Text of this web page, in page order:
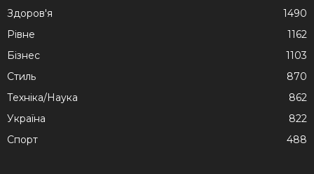
Здоров'я
1490
Рівне
1162
Бізнес
1103
Стиль
870
Техніка/Наука
862
Україна
822
Спорт
488